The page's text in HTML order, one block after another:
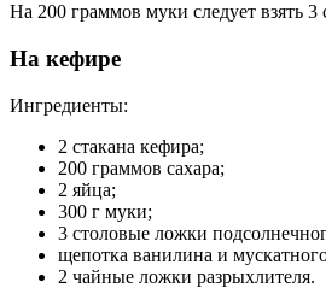
На 200 граммов муки следует взять
На кефире
Ингредиенты:
2 стакана кефира;
200 граммов сахара;
2 яйца;
300 г муки;
3 столовые ложки
щепотка ванилина и
2 чайные ложки разрыхлителя.